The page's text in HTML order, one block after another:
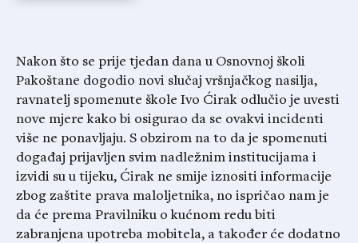
Nakon što se prije tjedan dana u Osnovnoj školi
Pakoštane dogodio novi slučaj vršnjačkog nasilja,
ravnatelj spomenute škole Ivo Ćirak odlučio je uvesti
nove mjere kako bi osigurao da se ovakvi incidenti
više ne ponavljaju. S obzirom na to da je spomenuti
događaj prijavljen svim nadležnim institucijama i
izvidi su u tijeku, Ćirak ne smije iznositi informacije
zbog zaštite prava maloljetnika, no ispričao nam je
da će prema Pravilniku o kućnom redu biti
zabranjena upotreba mobitela, a također će dodatno